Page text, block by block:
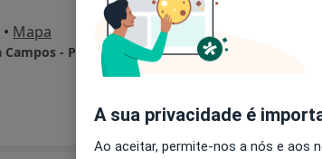
• Mapa
Dr. Ricardo Pereira Campos - Psicólogo Clínico (Viana do Castelo)
A sua privacidade é
Ao aceitar, permite-nos a nós e aos